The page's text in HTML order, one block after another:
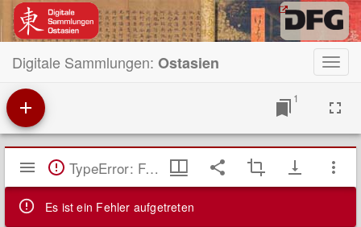
Digitale Sammlungen: Ostasien
1
Mirador
Viewer TypeError: Failed to fetch
Es ist ein Fehler aufgetreten